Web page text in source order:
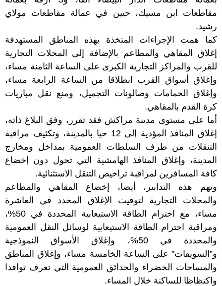
مقاطعات ابن مسيك، حيين في عمالة مقاطعات مولاي
رشيد.
كما همت الإجراءات المتخذة بهذه المناطق المستهدفة
إغلاق المقاهي والمطاعم بالإضافة إلى المحلات التجارية
للقرب والمراكز التجارية الكبرى على الساعة الثامنة مساء،
وإغلاق أسواق القرب انطلاقا من الساعة الرابعة مساء،
وإغلاق الحمامات وصالونات التجميل، ومنع نقل مباريات
كرة القدم بالمقاهي.
أما على مستوى مدينة مراكش فقد تقرر، وفق البلاغ ذاته،
إغلاق المنافذ المؤدية إلى 12 حيا بالمدينة، وتكثيف مراقبة
التنقلات من طرف السلطات العمومية بمداخل ومخارج
المدينة، وإغلاق المنافذ الهامشية التي تحول دون إخضاع
كافة المسافرين لمراقبة تراخيص التنقل الاستثنائية.
وتهم هذه التدابير، أيضا، إخضاع المقاهي والمطاعم
والمحلات التجارية لتوقيت الإغلاق المحدد في العاشرة
مساء، مع احترام الطاقة الاستيعابية المحددة في 50%،
ومراقبة احترام الطاقة الاستيعابية لوسائل النقل العمومية
والمحددة في 50%، وإغلاق الأسواق النموذجية
و”السويقات” على الساعة الخامسة مساء، وإغلاق المناطق
والمساحات الخضراء والحدائق العمومية التي تعرف توافدا
واكتظاظا للساكنة خلال المساء.